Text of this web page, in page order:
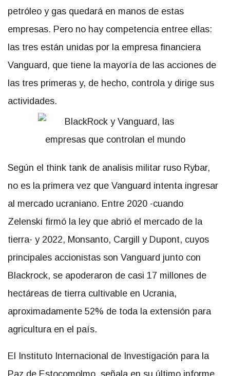
petróleo y gas quedará en manos de estas
empresas. Pero no hay competencia entree ellas:
las tres están unidas por la empresa financiera
Vanguard, que tiene la mayoría de las acciones de
las tres primeras y, de hecho, controla y dirige sus
actividades.
Según el think tank de analisis militar ruso Rybar,
no es la primera vez que Vanguard intenta ingresar
al mercado ucraniano. Entre 2020 -cuando
Zelenski firmó la ley que abrió el mercado de la
tierra- y 2022, Monsanto, Cargill y Dupont, cuyos
principales accionistas son Vanguard junto con
Blackrock, se apoderaron de casi 17 millones de
hectáreas de tierra cultivable en Ucrania,
aproximadamente 52% de toda la extensión para
agricultura en el país.
El Instituto Internacional de Investigación para la